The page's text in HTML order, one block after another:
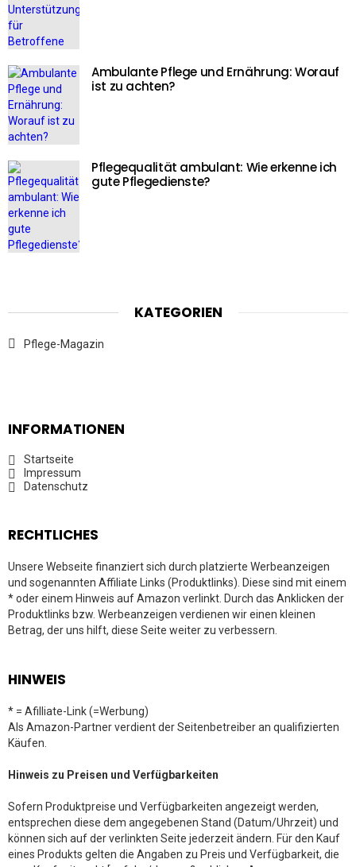
Ambulante Pflege und Ernährung: Worauf
ist zu achten?
Pflegequalität ambulant: Wie erkenne ich
gute Pflegedienste?
KATEGORIEN
Pflege-Magazin
INFORMATIONEN
Startseite
Impressum
Datenschutz
RECHTLICHES
Unsere Webseite finanziert sich durch platzierte Werbeanzeigen
und sogenannten Affiliate Links (Produktlinks). Diese sind mit einem
* oder einem Hinweis auf Amazon verlinkt. Durch das Anklicken der
Produktlinks bzw. Werbeanzeigen verdienen wir einen kleinen
Betrag, der uns hilft, diese Seite weiter zu verbessern.
HINWEIS
* = Afilliate-Link (=Werbung)
Als Amazon-Partner verdient der Seitenbetreiber an qualifizierten
Käufen.
Hinweis zu Preisen und Verfügbarkeiten
Sofern Produktpreise und Verfügbarkeiten angezeigt werden,
entsprechen diese dem angegebenen Stand (Datum/Uhrzeit) und
können sich auf der verlinkten Seite jederzeit ändern. Für den Kauf
eines Produkts gelten die Angaben zu Preis und Verfügbarkeit, die